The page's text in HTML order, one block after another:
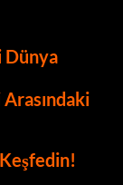
Dünya